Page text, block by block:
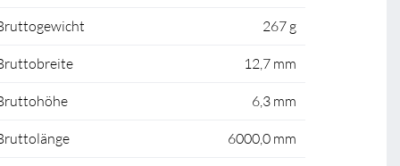
267 g
12,7 mm
6,3 mm
6000,0 mm